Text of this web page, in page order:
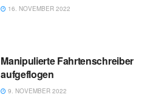
16. NOVEMBER 2022
Manipulierte Fahrtenschreiber
aufgeflogen
9. NOVEMBER 2022